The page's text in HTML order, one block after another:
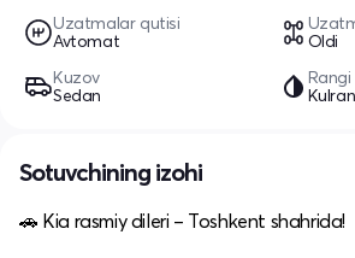
Uzatmalar qutisi
Avtomat
Oldi
Kuzov
Sedan
Rangi
Sotuvchining izohi
🚗 Kia rasmiy dileri – Toshkent shahrida!